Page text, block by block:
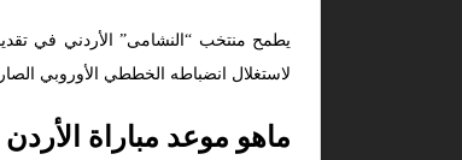
يطمح منتخب “النشامى” الأردني في
لاستغلال انضباطه الخططي الأوروبي
ماهو موعد مباراة